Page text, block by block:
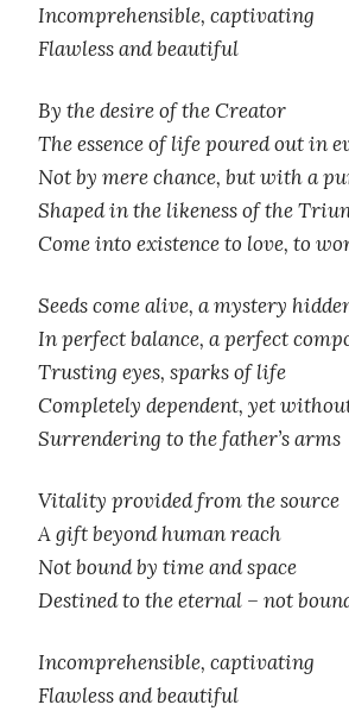
Incomprehensible, captivating
Flawless and beautiful
By the desire of the Creator
The essence of life poured out in
Not by mere chance, but with a
Shaped in the likeness of the
Come into existence to love, to
Seeds come alive, a mystery
In perfect balance, a perfect
Trusting eyes, sparks of life
Completely dependent, yet
Surrendering to the father’s arms
Vitality provided from the source
A gift beyond human reach
Not bound by time and space
Destined to the eternal – not
Incomprehensible, captivating
Flawless and beautiful